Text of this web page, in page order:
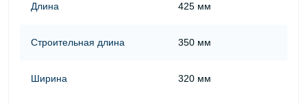
Длина 425 мм
Строительная длина 350 мм
Ширина 320 мм